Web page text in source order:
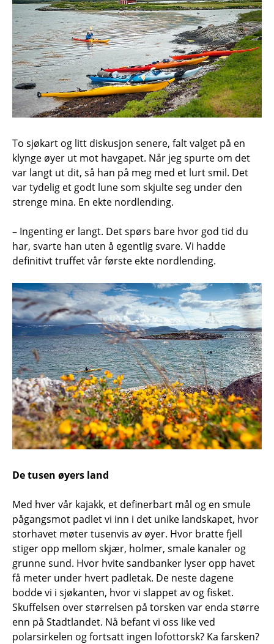
To sjøkart og litt diskusjon senere, falt valget på en
klynge øyer ut mot havgapet. Når jeg spurte om det
var langt ut dit, så han på meg med et lurt smil. Det
var tydelig et godt lune som skjulte seg under den
strenge mina. En ekte nordlending.
– Ingenting er langt. Det spørs bare hvor god tid du
har, svarte han uten å egentlig svare. Vi hadde
definitivt truffet vår første ekte nordlending.
De tusen øyers land
Med hver vår kajakk, et definerbart mål og en smule
pågangsmot padlet vi inn i det unike landskapet, hvor
storhavet møter tusenvis av øyer. Hvor bratte fjell
stiger opp mellom skjær, holmer, smale kanaler og
grunne sund. Hvor hvite sandbanker lyser opp havet
få meter under hvert padletak. De neste dagene
bodde vi i sjøkanten, hvor vi slappet av og fisket.
Skuffelsen over størrelsen på torsken var enda større
enn på Stadtlandet. Nå befant vi oss like ved
polarsirkelen og fortsatt ingen lofottorsk? Ka farsken?